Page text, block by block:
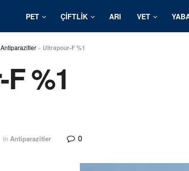
PET ÇIFTLIK ARI VET
Antiparazitler » Ultrapour-F %1
%1
in Antiparazitler 0